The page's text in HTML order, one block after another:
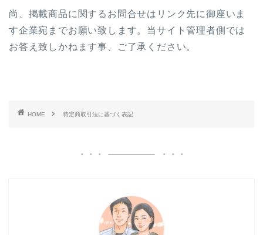
尚、掲載商品に関するお問合せはリンク先に御座いま
す企業宛までお願い致します。当サイト管理者側では
お答え致しかねます事、ご了承ください。
HOME 特定商取引法に基づく表記